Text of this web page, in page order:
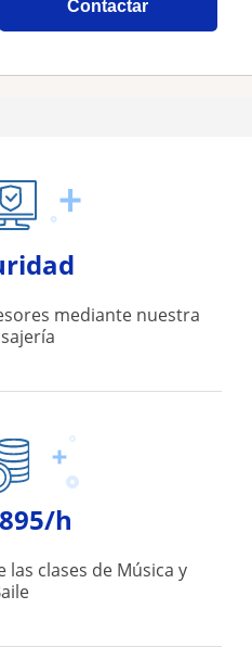
Contactar
mediante nuestra
h
las clases de Música y